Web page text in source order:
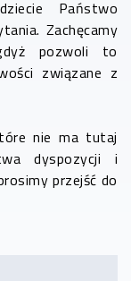
Państwo
Zachęcamy
pozwoli to
związane z
nie ma tutaj
dyspozycji i
przejść do